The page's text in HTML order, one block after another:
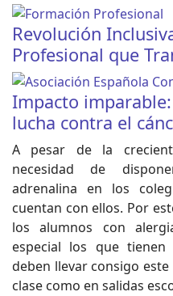
Revolución
Profesional que
Impacto
lucha contra el
A pesar de la
necesidad de
adrenalina en los
cuentan con ellos. Por
los alumnos con
especial los que
deben llevar consigo
clase como en salidas